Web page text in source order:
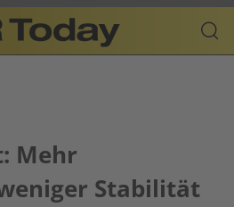
Mehr
Stabilität